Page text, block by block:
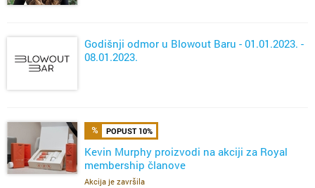
Godišnji odmor u Blowout Baru - 01.01.2023. -
08.01.2023.
POPUST 10%
Kevin Murphy proizvodi na akciji za Royal
membership članove
Akcija je završila